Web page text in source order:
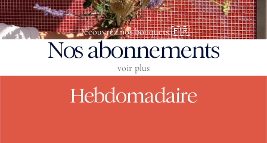
Découvrez nos bouquets 🇫🇷
Nos abonnements
voir plus
Hebdomadaire